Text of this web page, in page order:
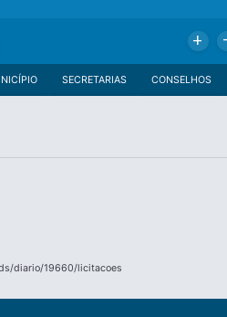
Add
CONSELHOS
SECRETARIAS
diario/19660/licitacoes